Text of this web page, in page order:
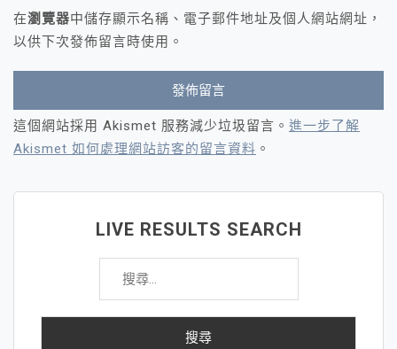
在瀏覽器中儲存顯示名稱、電子郵件地址及個人網站網址，
以供下次發佈留言時使用。
這個網站採用 Akismet 服務減少垃圾留言。 進一步了解
Akismet 如何處理網站訪客的留言資料 。
LIVE RESULTS SEARCH
搜
關